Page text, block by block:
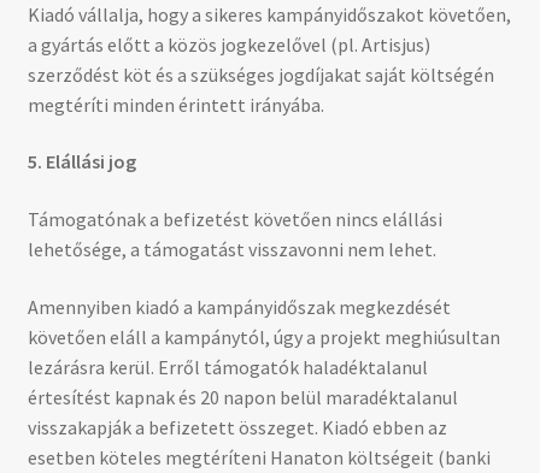
Kiadó vállalja, hogy a sikeres kampányidőszakot követően,
a gyártás előtt a közös jogkezelővel (pl. Artisjus)
szerződést köt és a szükséges jogdíjakat saját költségén
megtéríti minden érintett irányába.
5. Elállási jog
Támogatónak a befizetést követően nincs elállási
lehetősége, a támogatást visszavonni nem lehet.
Amennyiben kiadó a kampányidőszak megkezdését
követően eláll a kampánytól, úgy a projekt meghiúsultan
lezárásra kerül. Erről támogatók haladéktalanul
értesítést kapnak és 20 napon belül maradéktalanul
visszakapják a befizetett összeget. Kiadó ebben az
esetben köteles megtéríteni Hanaton költségeit (banki